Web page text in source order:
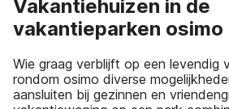
Vakantiehuizen in de
vakantieparken osimo
Wie graag verblijft op een levendig
rondom osimo diverse
aansluiten bij gezinnen en